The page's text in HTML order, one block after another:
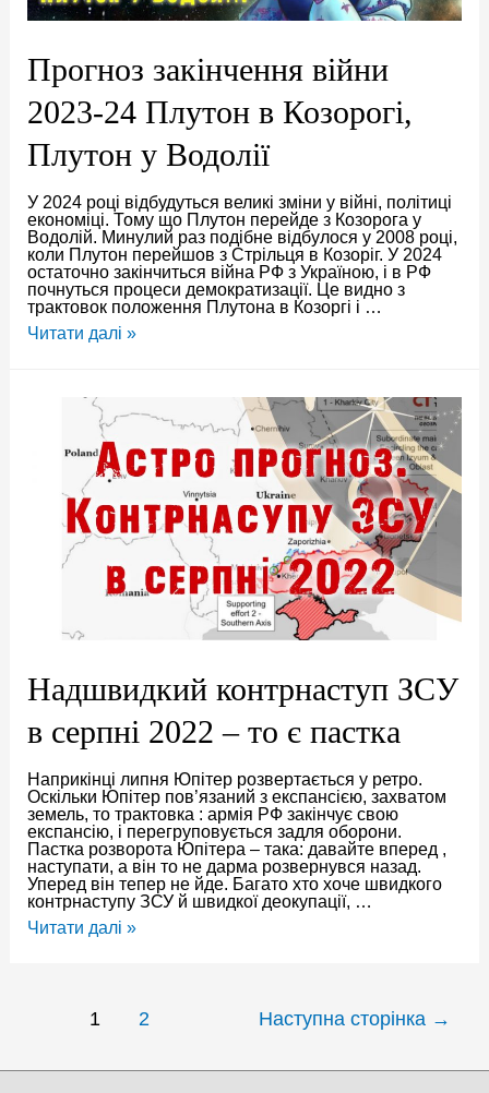
Прогноз закінчення війни
2023-24 Плутон в Козорогі,
Плутон у Водолії
У 2024 році відбудуться великі зміни у війні, політиці
економіці. Тому що Плутон перейде з Козорога у
Водолій. Минулий раз подібне відбулося у 2008 році,
коли Плутон перейшов з Стрільця в Козоріг. У 2024
остаточно закінчиться війна РФ з Україною, і в РФ
почнуться процеси демократизації. Це видно з
трактовок положення Плутона в Козоргі і …
Прогноз
Козорогі,
Водолії
Читати далі »
Надшвидкий контрнаступ ЗСУ
в серпні 2022 – то є пастка
Наприкінці липня Юпітер розвертається у ретро.
Оскільки Юпітер пов’язаний з експансією, захватом
земель, то трактовка : армія РФ закінчує свою
експансію, і перегруповується задля оборони.
Пастка розворота Юпітера – така: давайте вперед ,
наступати, а він то не дарма розвернувся назад.
Уперед він тепер не йде. Багато хто хоче швидкого
контрнаступу ЗСУ й швидкої деокупації, …
Надшвидкий
контрнаступ
є
Читати далі »
1 2 Наступна сторінка →